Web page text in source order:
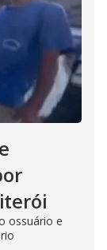
ossuário e